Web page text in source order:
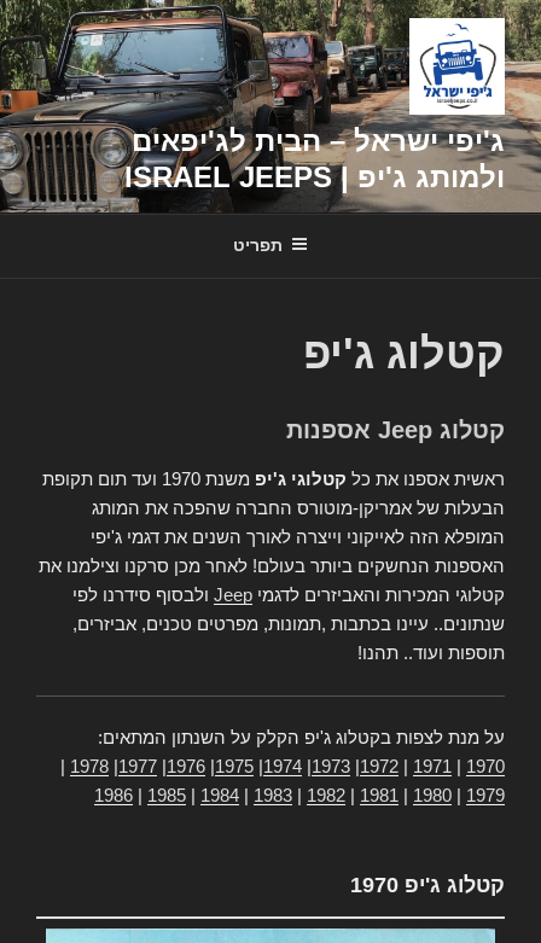
דילוג
לתוכן
ג'יפי ישראל – הבית לג'יפאים
ולמותג ג'יפ | ISRAEL JEEPS
תפריט
קטלוג ג'יפ
קטלוג Jeep אספנות
ראשית אספנו את כל קטלוגי ג'יפ
משנת 1970 ועד תום תקופת
הבעלות של אמריקן-מוטורס החברה שהפכה את המותג
המופלא הזה לאייקוני וייצרה לאורך השנים את דגמי ג'יפי
האספנות הנחשקים ביותר בעולם! לאחר מכן סרקנו וצילמנו את
קטלוגי המכירות והאביזרים לדגמי Jeep ולבסוף סידרנו לפי
שנתונים.. עיינו בכתבות ,תמונות, מפרטים טכנים, אביזרים,
תוספות ועוד.. תהנו!
על מנת לצפות בקטלוג ג'יפ הקלק על השנתון המתאים:
1970
1971
1972
1973
1974
1975
1976
1977
1978
1979
1980
1981
1982
1983
1984
1985
1986
קטלוג ג'יפ 1970